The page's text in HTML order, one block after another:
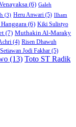
(6) Galeh
(3) Heru Anwari (5) Ilham
(6) Kiki Sulistyo
(7) Muthakin Al-Maraky
(4) Risen Dhawuh
Setiawan Jodi Fakhar (5)
(13) Toto ST Radik